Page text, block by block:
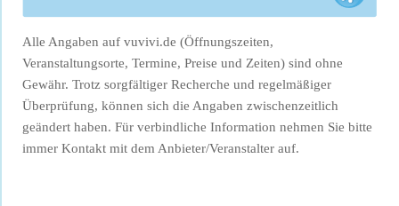
Alle Angaben auf vuvivi.de (Öffnungszeiten,
Veranstaltungsorte, Termine, Preise und Zeiten) sind ohne
Gewähr. Trotz sorgfältiger Recherche und regelmäßiger
Überprüfung, können sich die Angaben zwischenzeitlich
geändert haben. Für verbindliche Information nehmen Sie bitte
immer Kontakt mit dem Anbieter/Veranstalter auf.